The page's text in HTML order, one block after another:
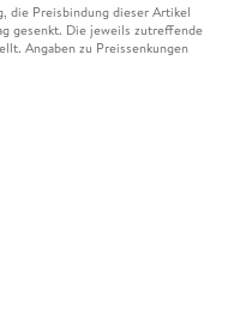
die Preisbindung dieser Artikel
gesenkt. Die jeweils zutreffende
Angaben zu Preissenkungen